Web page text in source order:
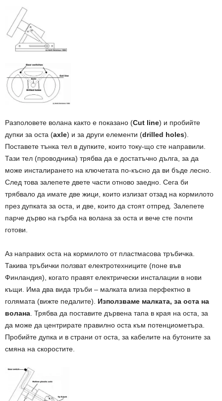
Разполовете волана както е показано (Cut line) и пробийте
дупки за оста (axle) и за други елементи (drilled holes).
Поставете тънка тел в дупките, които току-що сте направили.
Тази тел (проводника) трябва да е достатъчно дълга, за да
може инсталирането на ключетата по-късно да ви бъде лесно.
След това залепете двете части отново заедно. Сега би
трябвало да имате две жици, които излизат отзад на кормилото
през дупката за оста, и две, които да стоят отпред. Залепете
парче дърво на гърба на волана за оста и вече сте почти
готови.
Аз направих оста на кормилото от пластмасова тръбичка.
Такива тръбички ползват електротехниците (поне във
Финландия), когато правят електрически инсталации в нови
къщи. Има два вида тръби – малката влиза перфектно в
голямата (вижте педалите). Използваме малката, за оста на
волана. Трябва да поставите дървена тапа в края на оста, за
да може да центрирате правилно оста към потенциометъра.
Пробийте дупка и в страни от оста, за кабелите на бутоните за
смяна на скоростите.